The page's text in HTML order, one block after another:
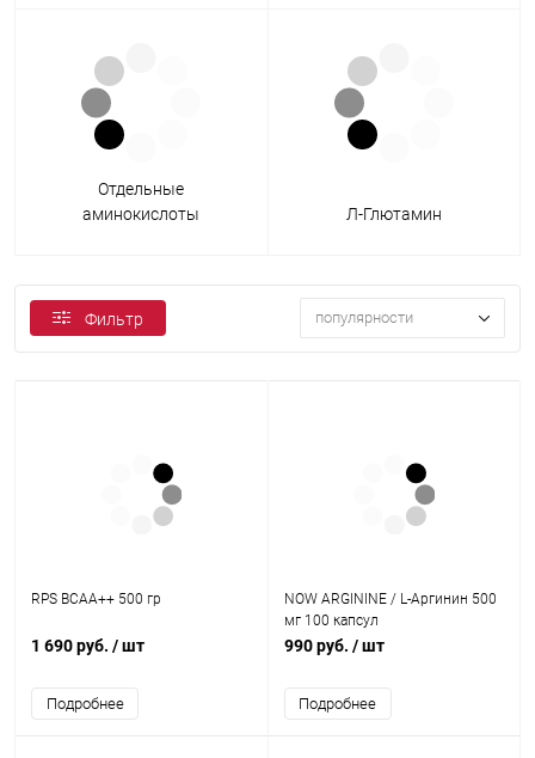
Отдельные
аминокислоты
Л-Глютамин
Фильтр популярности
RPS BCAA++ 500 гр
1 690 руб. / шт
Подробнее
NOW ARGININE / L-Аргинин 500
мг 100 капсул
990 руб. / шт
Подробнее